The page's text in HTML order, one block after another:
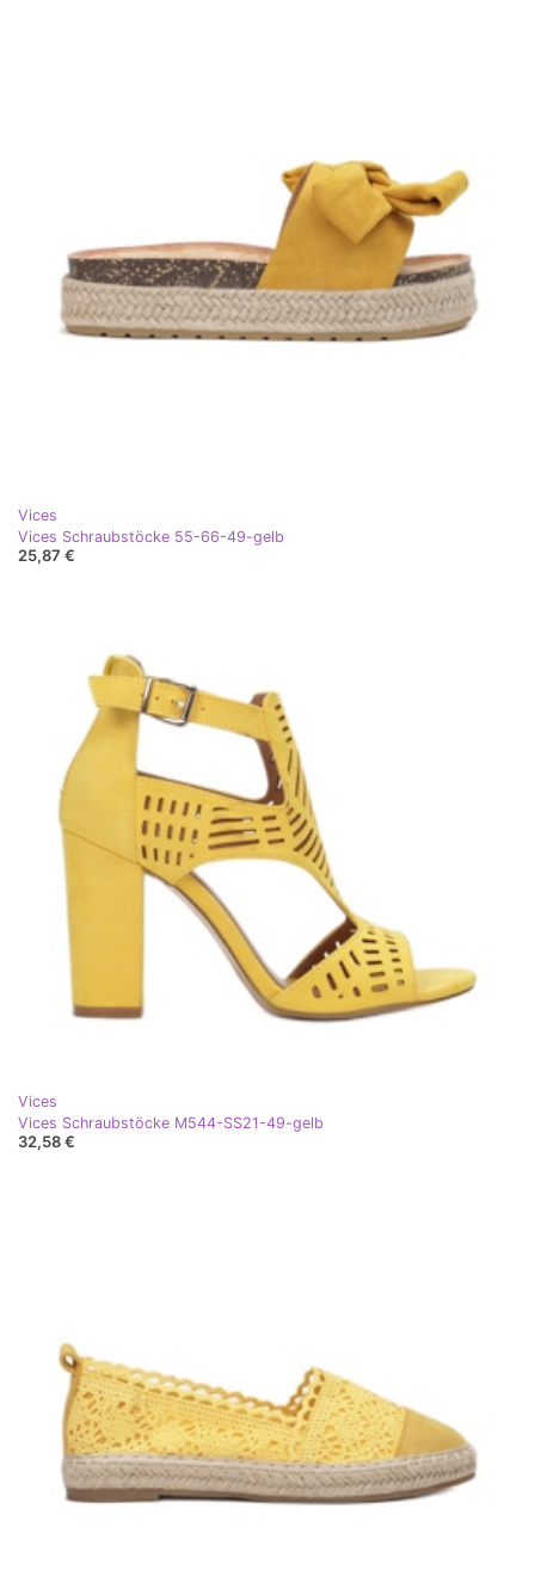
Vices
Vices Schraubstöcke 55-66-49-gelb
25,87 €
Vices
Vices Schraubstöcke M544-SS21-49-gelb
32,58 €